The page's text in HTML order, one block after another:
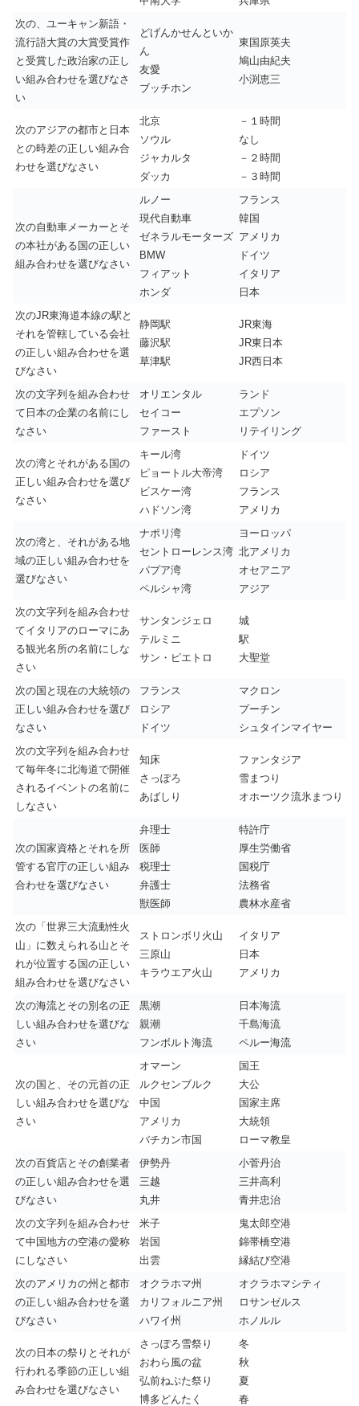
次の、ユーキャン新語・
流行語大賞の大賞受賞作
と受賞した政治家の正し
い組み合わせを選びなさ
い
どげんかせんといか
ん
友愛
ブッチホン
東国原英夫
鳩山由紀夫
小渕恵三
次のアジアの都市と日本
との時差の正しい組み合
わせを選びなさい
北京
ソウル
ジャカルタ
ダッカ
－１時間
なし
－２時間
－３時間
次の自動車メーカーとそ
の本社がある国の正しい
組み合わせを選びなさい
ルノー
現代自動車
ゼネラルモーターズ
BMW
フィアット
ホンダ
フランス
韓国
アメリカ
ドイツ
イタリア
日本
次のJR東海道本線の駅と
それを管轄している会社
の正しい組み合わせを選
びなさい
静岡駅
藤沢駅
草津駅
JR東海
JR東日本
JR西日本
次の文字列を組み合わせ
て日本の企業の名前にし
なさい
オリエンタル
セイコー
ファースト
ランド
エプソン
リテイリング
次の湾とそれがある国の
正しい組み合わせを選び
なさい
キール湾
ピョートル大帝湾
ビスケー湾
ハドソン湾
ドイツ
ロシア
フランス
アメリカ
次の湾と、それがある地
域の正しい組み合わせを
選びなさい
ナポリ湾
セントローレンス湾
パプア湾
ペルシャ湾
ヨーロッパ
北アメリカ
オセアニア
アジア
次の文字列を組み合わせ
てイタリアのローマにあ
る観光名所の名前にしな
さい
サンタンジェロ
テルミニ
サン・ピエトロ
城
駅
大聖堂
次の国と現在の大統領の
正しい組み合わせを選び
なさい
フランス
ロシア
ドイツ
マクロン
プーチン
シュタインマイヤー
次の文字列を組み合わせ
て毎年冬に北海道で開催
されるイベントの名前に
しなさい
知床
さっぽろ
あばしり
ファンタジア
雪まつり
オホーツク流氷まつり
次の国家資格とそれを所
管する官庁の正しい組み
合わせを選びなさい
弁理士
医師
税理士
弁護士
獣医師
特許庁
厚生労働省
国税庁
法務省
農林水産省
次の「世界三大流動性火
山」に数えられる山とそ
れが位置する国の正しい
組み合わせを選びなさい
ストロンボリ火山
三原山
キラウエア火山
イタリア
日本
アメリカ
次の海流とその別名の正
しい組み合わせを選びな
さい
黒潮
親潮
フンボルト海流
日本海流
千島海流
ペルー海流
次の国と、その元首の正
しい組み合わせを選びな
さい
オマーン
ルクセンブルク
中国
アメリカ
バチカン市国
国王
大公
国家主席
大統領
ローマ教皇
次の百貨店とその創業者
の正しい組み合わせを選
びなさい
伊勢丹
三越
丸井
小菅丹治
三井高利
青井忠治
次の文字列を組み合わせ
て中国地方の空港の愛称
にしなさい
米子
岩国
出雲
鬼太郎空港
錦帯橋空港
縁結び空港
次のアメリカの州と都市
の正しい組み合わせを選
びなさい
オクラホマ州
カリフォルニア州
ハワイ州
オクラホマシティ
ロサンゼルス
ホノルル
次の日本の祭りとそれが
行われる季節の正しい組
み合わせを選びなさい
さっぽろ雪祭り
おわら風の盆
弘前ねぷた祭り
博多どんたく
冬
秋
夏
春